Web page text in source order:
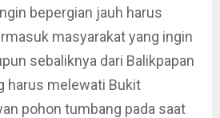
bepergian jauh harus
masyarakat yang ingin
sebaliknya dari Balikpapan
harus melewati Bukit
pohon tumbang pada saat